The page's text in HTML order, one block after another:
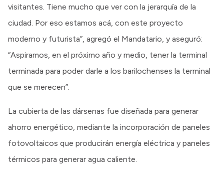
visitantes. Tiene mucho que ver con la jerarquía de la
ciudad. Por eso estamos acá, con este proyecto
moderno y futurista”, agregó el Mandatario, y aseguró:
“Aspiramos, en el próximo año y medio, tener la terminal
terminada para poder darle a los barilochenses la terminal
que se merecen”.
La cubierta de las dársenas fue diseñada para generar
ahorro energético, mediante la incorporación de paneles
fotovoltaicos que producirán energía eléctrica y paneles
térmicos para generar agua caliente.